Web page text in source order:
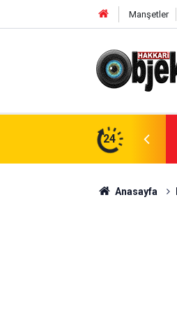
Manşetler
24
hava ambulansı devreye girdi
Anasayfa